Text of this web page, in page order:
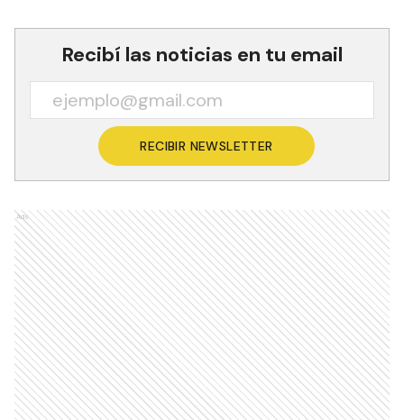
Recibí las noticias en tu email
RECIBIR NEWSLETTER
Ads